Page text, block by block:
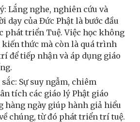
Lắng nghe, nghiên cứu và
dạy của Đức Phật là bước đầu
phát triển Tuệ. Việc học không
thức mà còn là quá trình
để tiếp nhận và áp dụng giáo
Sự suy ngẫm, chiêm
tích các giáo lý Phật giáo
hàng ngày giúp hành giả hiểu
chúng, từ đó phát triển trí tuệ.